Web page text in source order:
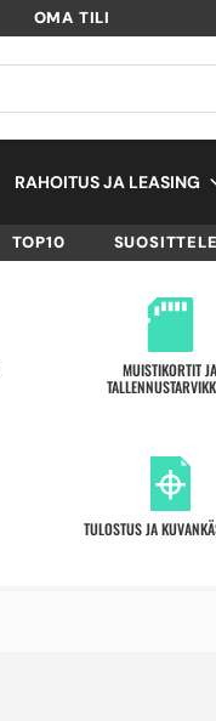
OMA TILI
RAHOITUS JA LEASING
TOP10
MUISTIKORTIT JA
TULOSTUS JA